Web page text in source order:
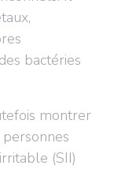
bactéries
montrer
(SII)